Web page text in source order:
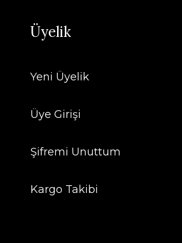
Üyelik
Yeni Üyelik
Üye Girişi
Şifremi Unuttum
Kargo Takibi